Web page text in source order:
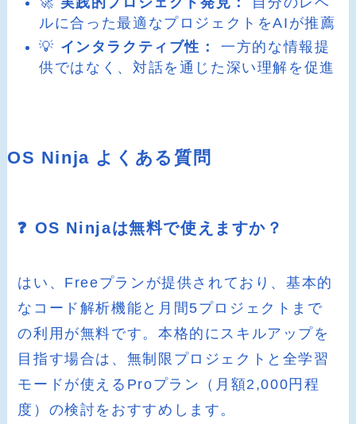
ルに合った最適なプロジェクトをAIが推薦
💡 インタラクティブ性：
一方的な情報提
供ではなく、対話を通じた深い理解を促進
OS Ninja よくある質問
❓ OS Ninjaは無料で使えますか？
はい、Freeプランが提供されており、基本的
なコード解析機能と月間5プロジェクトまで
の利用が無料です。本格的にスキルアップを
目指す場合は、無制限プロジェクトと全学習
モードが使えるProプラン（月額2,000円程
度）の検討をおすすめします。